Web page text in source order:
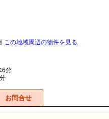
この地域周辺の物件を見る
6分
お問合せ